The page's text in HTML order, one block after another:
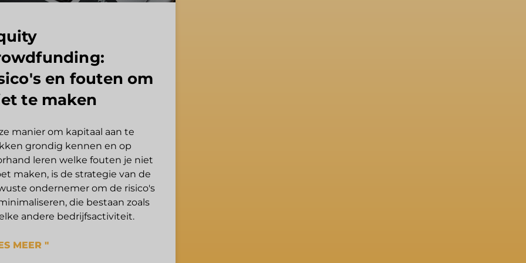
en fouten om
te maken
manier om kapitaal aan te
grondig kennen en op
leren welke fouten je niet
maken, is de strategie van de
ondernemer om de risico's
die bestaan zoals
andere bedrijfsactiviteit.
MEER "